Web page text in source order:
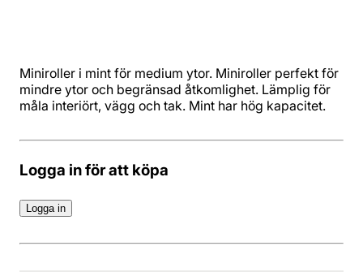
Miniroller i mint för medium ytor. Miniroller perfekt för
mindre ytor och begränsad åtkomlighet. Lämplig för
måla interiört, vägg och tak. Mint har hög kapacitet.
Logga in för att köpa
Logga in